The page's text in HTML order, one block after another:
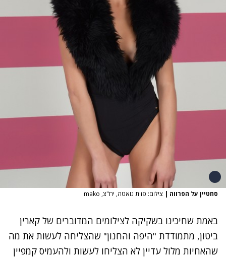
סחטיין על הפרווה | צילום: פזית גואטה, יח"צ, mako
באמת שחיכינו בשקיקה לצילומים המדוברים של קארין
ביטון, מתמודדת "היפה והחנון" שהצליחה לעשות את מה
שהאחיות מלול עדיין לא הצליחו לעשות ולהעמיס קמפיין